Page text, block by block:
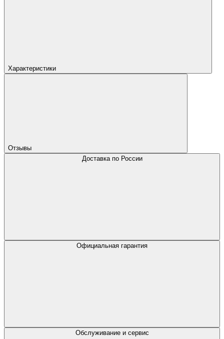
Характеристики
Отзывы
Доставка по России
Официальная гарантия
Обслуживание и сервис